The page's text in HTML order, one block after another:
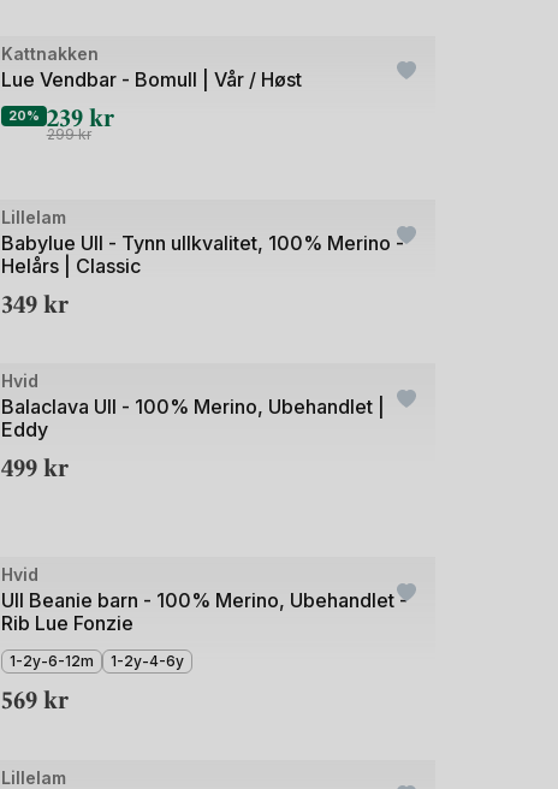
Outlet
Bilde
av
Kattnakken
Lue Vendbar - Bomull | Vår / Høst
20% 239kr
299kr
Bilde
av
Lillelam
Babylue Ull - Tynn ullkvalitet, 100% Merino -
Helårs | Classic
349kr
Bilde
av
Hvid
Balaclava Ull - 100% Merino, Ubehandlet |
Eddy
499kr
Bilde
av
Hvid
Ull Beanie barn - 100% Merino, Ubehandlet -
Rib Lue Fonzie
1-2y-6-12m 1-2y-4-6y
569kr
Bilde
Lillelam